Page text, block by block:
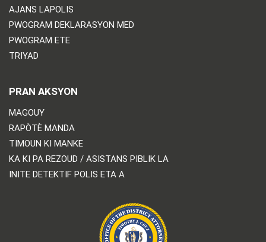
AJANS LAPOLIS
PWOGRAM DEKLARASYON MED
PWOGRAM ETE
TRIYAD
PRAN AKSYON
MAGOUY
RAPÒTÈ MANDA
TIMOUN KI MANKE
KA KI PA REZOUD / ASISTANS PIBLIK LA
INITE DETEKTIF POLIS ETA A